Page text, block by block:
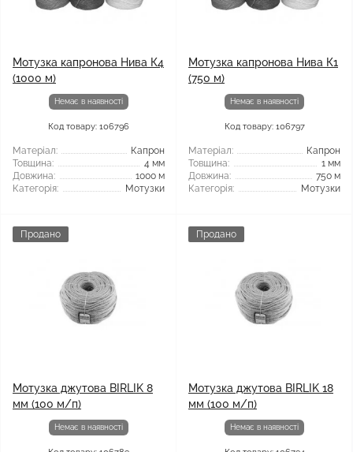
Мотузка капронова Нива К4
(1000 м)
Немає в наявності
Код товару: 106796
Матеріал:
Капрон
Товщина:
4 мм
Довжина:
1000 м
Категорія:
Мотузки
Мотузка капронова Нива К1
(750 м)
Немає в наявності
Код товару: 106797
Матеріал:
Капрон
Товщина:
1 мм
Довжина:
750 м
Категорія:
Мотузки
Продано
Мотузка джутова BIRLIK 8
мм (100 м/п)
Немає в наявності
Продано
Мотузка джутова BIRLIK 18
мм (100 м/п)
Немає в наявності